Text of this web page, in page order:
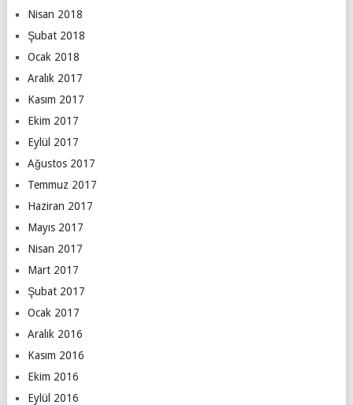
Nisan 2018
Şubat 2018
Ocak 2018
Aralık 2017
Kasım 2017
Ekim 2017
Eylül 2017
Ağustos 2017
Temmuz 2017
Haziran 2017
Mayıs 2017
Nisan 2017
Mart 2017
Şubat 2017
Ocak 2017
Aralık 2016
Kasım 2016
Ekim 2016
Eylül 2016